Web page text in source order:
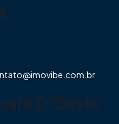
D'Oeste